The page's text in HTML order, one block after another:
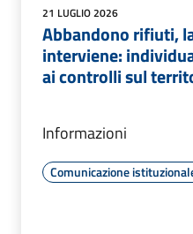
21 LUGLIO 2026
Abbandono rifiuti,
interviene:
ai controlli sul
Informazioni
Comunicazione